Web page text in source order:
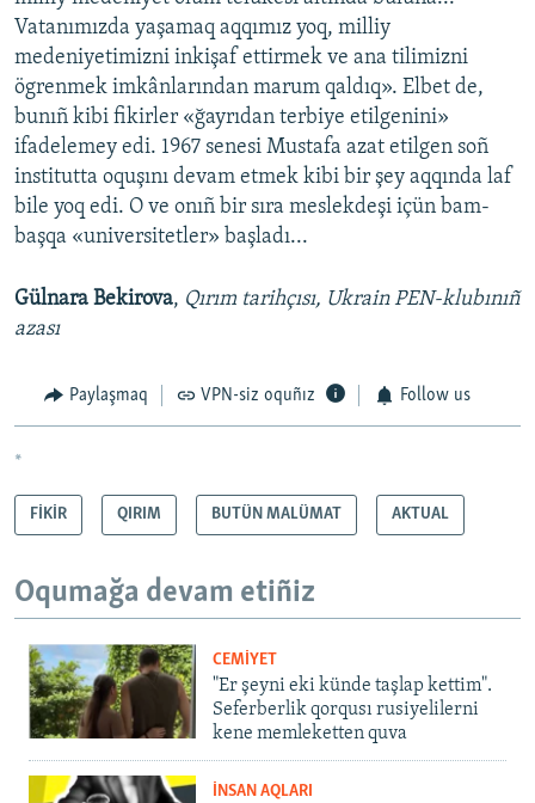
Vatanımızda yaşamaq aqqımız yoq, milliy
medeniyetimizni inkişaf ettirmek ve ana tilimizni
ögrenmek imkânlarından marum qaldıq». Elbet de,
bunıñ kibi fikirler «ğayrıdan terbiye etilgenini»
ifadelemey edi. 1967 senesi Mustafa azat etilgen soñ
institutta oquşını devam etmek kibi bir şey aqqında laf
bile yoq edi. O ve onıñ bir sıra meslekdeşi içün bam-
başqa «universitetler» başladı...
Gülnara Bekirova, Qırım tarihçısı, Ukrain PEN-klubınıñ
azası
Paylaşmaq VPN-siz oquñız Follow us
*
FİKİR QIRIM BUTÜN MALÜMAT AKTUAL
Oqumağa devam etiñiz
CEMİYET
"Er şeyni eki künde taşlap kettim".
Seferberlik qorqusı rusiyelilerni
kene memleketten quva
İNSAN AQLARI